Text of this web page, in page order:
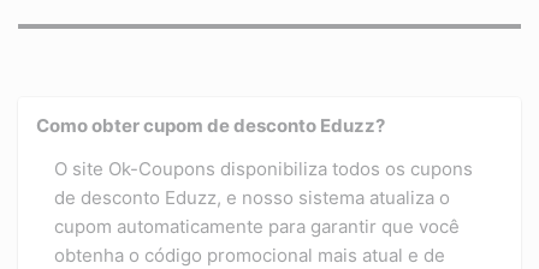
Como obter cupom de desconto Eduzz?
O site Ok-Coupons disponibiliza todos os cupons
de desconto Eduzz, e nosso sistema atualiza o
cupom automaticamente para garantir que você
obtenha o código promocional mais atual e de